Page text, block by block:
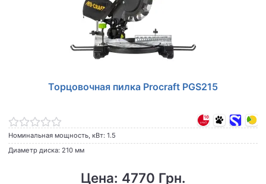
Торцовочная пилка Procraft PGS215
Номинальная мощность, кВт: 1.5
Диаметр диска: 210 мм
Цена: 4770 Грн.